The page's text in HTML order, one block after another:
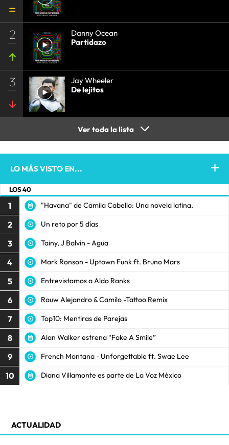
2
Danny Ocean
Partidazo
3
Jay Wheeler
De lejitos
Ver toda la lista
LO MÁS VISTO EN...
LOS 40
1 "Havana" de Camila Cabello: Una novela latina.
2 Un reto por 5 días
3 Tainy, J Balvin - Agua
4 Mark Ronson - Uptown Funk ft. Bruno Mars
5 Entrevistamos a Aldo Ranks
6 Rauw Alejandro & Camilo -Tattoo Remix
7 Top10: Mentiras de Parejas
8 Alan Walker estrena “Fake A Smile”
9 French Montana - Unforgettable ft. Swae Lee
10 Diana Villamonte es parte de La Voz México
ACTUALIDAD